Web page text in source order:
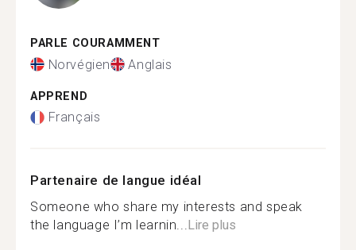
PARLE COURAMMENT
Norvégien Anglais
APPREND
Français
Partenaire de langue idéal
Someone who share my interests and speak
the language I’m learnin...Lire plus